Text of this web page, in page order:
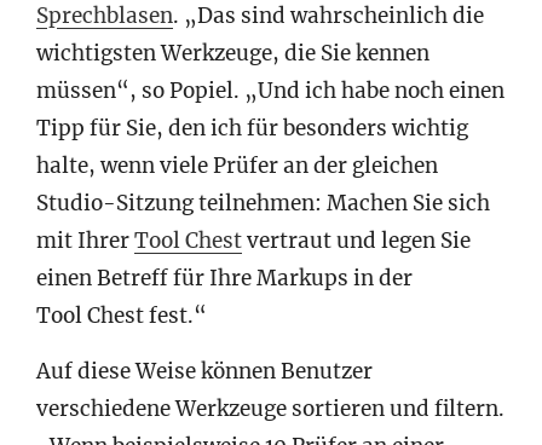
Sprechblasen. „Das sind wahrscheinlich die
wichtigsten Werkzeuge, die Sie kennen
müssen“, so Popiel. „Und ich habe noch einen
Tipp für Sie, den ich für besonders wichtig
halte, wenn viele Prüfer an der gleichen
Studio-Sitzung teilnehmen: Machen Sie sich
mit IhrerTool Chestvertraut und legen Sie
einen Betreff für Ihre Markups in der
Tool Chest fest.“
Auf diese Weise können Benutzer
verschiedene Werkzeuge sortieren und filtern.